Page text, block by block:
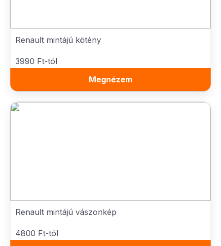
Renault mintájú kötény
3990 Ft-tól
Megnézem
Renault mintájú vászonkép
4800 Ft-tól